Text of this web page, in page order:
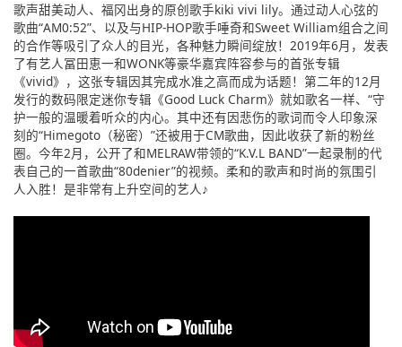
歌声甜美动人、福冈出身的原创歌手kiki vivi lily。通过动人心弦的
歌曲“AM0:52”、以及与HIP-HOP歌手唾奇和Sweet William组合之间
的合作等吸引了众人的目光，各种魅力瞬间绽放！2019年6月，发表
了有艺人冨田恵一和WONK等豪华嘉宾阵容参与的首张专辑
《vivid》，这张专辑因其完成水准之高而成为话题！第二年的12月
发行的数码限定迷你专辑《Good Luck Charm》就如歌名一样、“守
护一般的温暖着听众的内心。其中还有因悲伤的歌词而令人印象深
刻的“Himegoto（秘密）”还被用于CM歌曲，因此收获了新的粉丝
圈。今年2月，公开了和MELRAW带领的“K.V.L BAND”一起录制的代
表自己的一首歌曲“80denier”的视频。柔和的歌声和时尚的氛围引
人入胜！是非常有上升空间的艺人♪